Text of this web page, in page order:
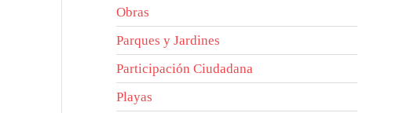
Obras
Parques y Jardines
Participación Ciudadana
Playas